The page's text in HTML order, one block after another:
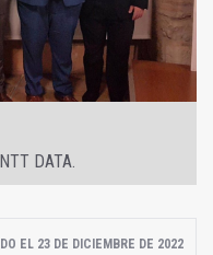
DATA.
EL 23 DE DICIEMBRE DE 2022